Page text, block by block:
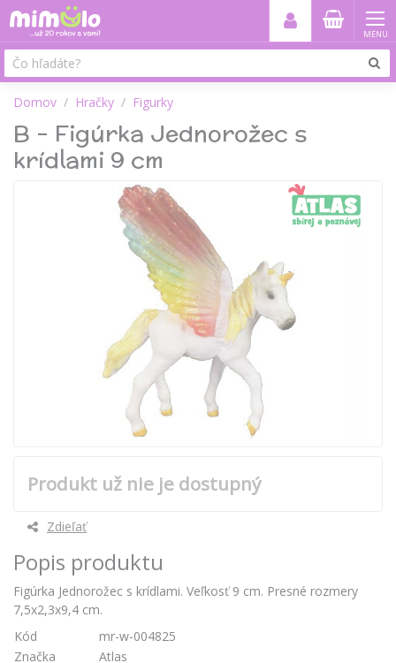
MENU
Domov Hračky Figurky
B - Figúrka Jednorožec s
krídlami 9 cm
Produkt už nie je dostupný
Zdieľať
Popis produktu
Figúrka Jednorožec s krídlami. Veľkosť 9 cm. Presné rozmery
7,5x2,3x9,4 cm.
Kód
mr-w-004825
Značka
Atlas